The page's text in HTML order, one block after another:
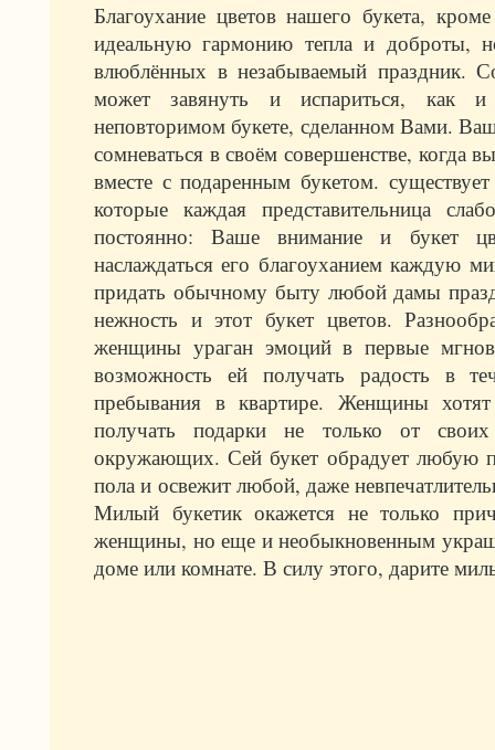
Благоухание цветов нашего букета,
идеальную гармонию тепла и доброты,
влюблённых в незабываемый праздник.
может завянуть и испариться, как
неповторимом букете, сделанном Вами.
сомневаться в своём совершенстве, когда
вместе с подаренным букетом.
которые каждая представительница
постоянно: Ваше внимание и букет
наслаждаться его благоуханием каждую
придать обычному быту любой дамы
нежность и этот букет цветов.
женщины ураган эмоций в первые
возможность ей получать радость в
пребывания в квартире. Женщины
получать подарки не только от
окружающих. Сей букет обрадует любую
пола и освежит любой, даже
Милый букетик окажется не только
женщины, но еще и необыкновенным
доме или комнате. В силу этого, дарите